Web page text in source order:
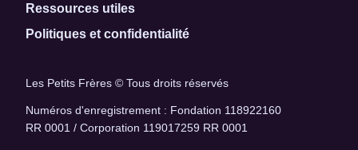
Ressources utiles
Politiques et confidentialité
Les Petits Frères © Tous droits réservés
Numéros d'enregistrement : Fondation 118922160
RR 0001 / Corporation 119017259 RR 0001